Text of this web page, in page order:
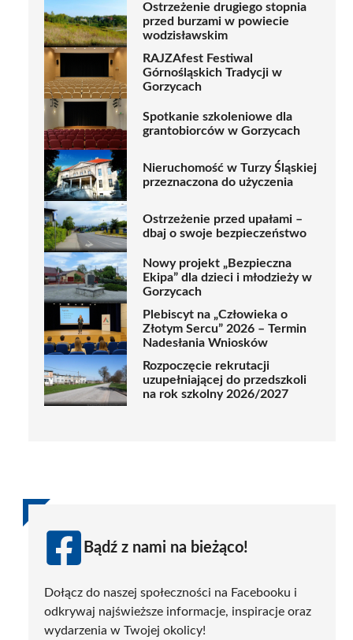
Ostrzeżenie drugiego stopnia
przed burzami w powiecie
wodzisławskim
RAJZAfest Festiwal
Górnośląskich Tradycji w
Gorzycach
Spotkanie szkoleniowe dla
grantobiorców w Gorzycach
Nieruchomość w Turzy Śląskiej
przeznaczona do użyczenia
Ostrzeżenie przed upałami –
dbaj o swoje bezpieczeństwo
Nowy projekt „Bezpieczna
Ekipa” dla dzieci i młodzieży w
Gorzycach
Plebiscyt na „Człowieka o
Złotym Sercu” 2026 – Termin
Nadesłania Wniosków
Rozpoczęcie rekrutacji
uzupełniającej do przedszkoli
na rok szkolny 2026/2027
Bądź z nami na bieżąco!
Dołącz do naszej społeczności na Facebooku i
odkrywaj najświeższe informacje, inspiracje oraz
wydarzenia w Twojej okolicy!